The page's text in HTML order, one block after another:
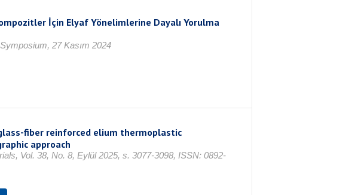
İçin Elyaf Yönelimlerine Dayalı Yorulma
27 Kasım 2024
fiber reinforced elium thermoplastic
approach
Vol. 38, No. 8, Eylül 2025, s. 3077-3098, ISSN: 0892-